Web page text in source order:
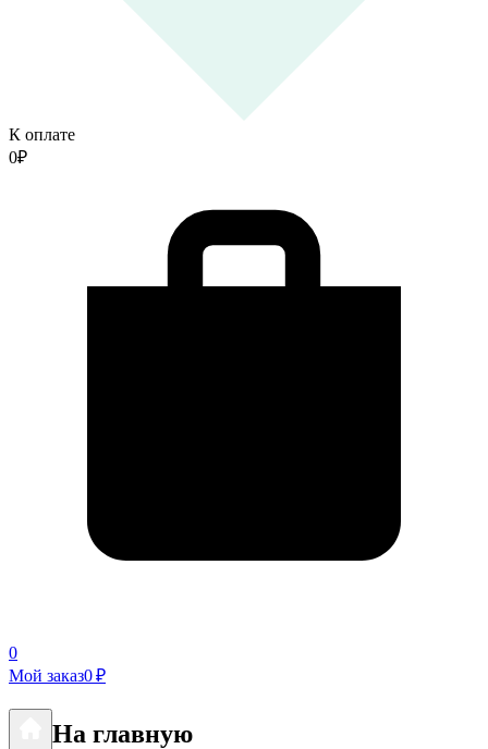
К оплате
0₽
0
Мой заказ0 ₽
На главную